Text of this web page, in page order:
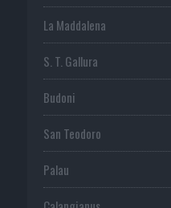
La Maddalena
S. T. Gallura
Budoni
San Teodoro
Palau